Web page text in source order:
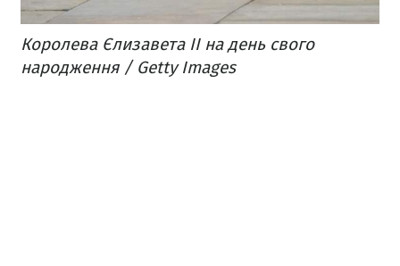
Королева Єлизавета ІІ на день свого
народження / Getty Images